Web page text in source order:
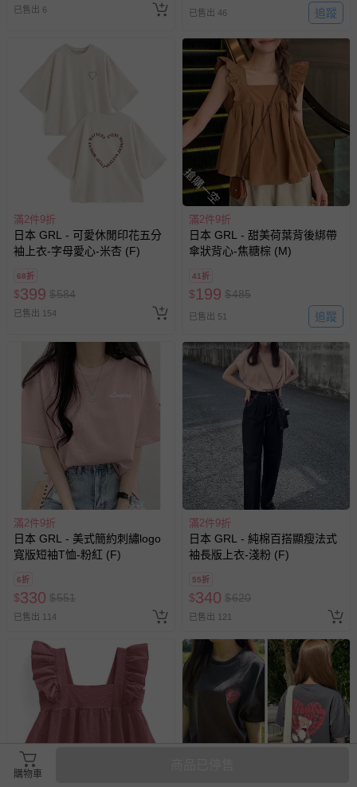
已售出 6 已售出 46 追蹤
滿2件9折
日本 GRL - 可愛休閒印花五分
袖上衣-字母愛心-米杏 (F)
68折
$399 $584
已售出 154
搶購一空
滿2件9折
日本 GRL - 甜美荷葉背後綁帶
傘狀背心-焦糖棕 (M)
41折
$199 $485
已售出 51 追蹤
滿2件9折
日本 GRL - 美式簡約刺繡logo
寬版短袖T恤-粉紅 (F)
6折
$330 $551
已售出 114
滿2件9折
日本 GRL - 純棉百搭顯瘦法式
袖長版上衣-淺粉 (F)
55折
$340 $620
已售出 121
購物車